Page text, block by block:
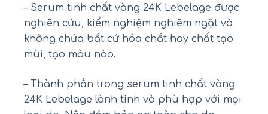
– Serum tinh chất vàng 24K Lebelage được
nghiên cứu, kiểm nghiệm nghiêm ngặt và
không chứa bất cứ hóa chất hay chất tạo
mùi, tạo màu nào.
– Thành phần trong serum tinh chất vàng
24K Lebelage lành tính và phù hợp với mọi